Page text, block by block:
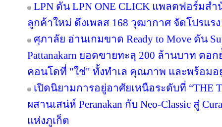
LPN ดัน LPN ONE CLICK แพลตฟอร์มส
ลูกค้าใหม่ ดึงเพลส 168 วุฒากาศ จัดโปรแร
ศุภาลัย อ่านเกมขาด Ready to Move ดัน
Pattanakarn ยอดขายทะลุ 200 ล้านบาท ต
คอนโดที่ "ใช่" ทั้งทำเล คุณภาพ และพร้อมอ
เปิดนิยามการอยู่อาศัยเหนือระดับที่ “THE
ผสานเสน่ห์ Peranakan กับ Neo-Classic สู่
แห่งภูเก็ต